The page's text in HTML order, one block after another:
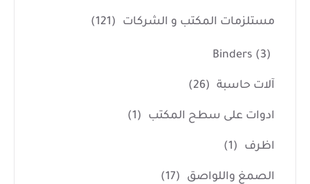
مستلزمات المكتب و الشركات (121)
Binders (3)
آلات حاسبة (26)
ادوات على سطح المكتب (1)
اظرف (1)
الصمغ واللواصق (17)